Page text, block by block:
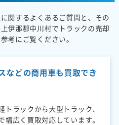
関するよくあるご質問と、その
伊那郡中川村でトラックの売却
考にご覧ください。
などの商用車も買取でき
トラックから大型トラック、
幅広く買取対応しています。